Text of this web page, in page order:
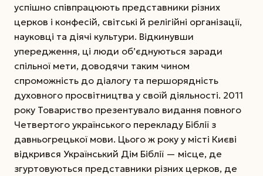
успішно співпрацюють представники різних
церков і конфесій, світські й релігійні організації,
науковці та діячі культури. Відкинувши
упередження, ці люди об’єднуються заради
спільної мети, доводячи таким чином
спроможність до діалогу та першорядність
духовного просвітництва у своїй діяльності. 2011
року Товариство презентувало видання повного
Четвертого українського перекладу Біблії з
давньогрецької мови. Цього ж року у місті Києві
відкрився Український Дім Біблії — місце, де
згуртовуються представники різних церков, де